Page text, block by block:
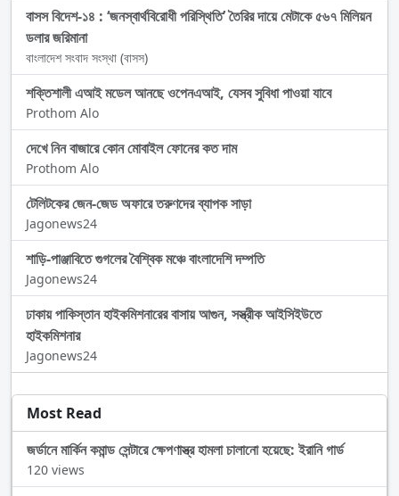
বাসস বিদেশ-১৪ : ‘জনস্বার্থবিরোধী পরিস্থিতি’ তৈরির দায়ে মেটাকে ৫৬৭ মিলিয়ন
ডলার জরিমানা
বাংলাদেশ সংবাদ সংস্থা (বাসস)
শক্তিশালী এআই মডেল আনছে ওপেনএআই, যেসব সুবিধা পাওয়া যাবে
Prothom Alo
দেখে নিন বাজারে কোন মোবাইল ফোনের কত দাম
Prothom Alo
টেলিটকের জেন-জেড অফারে তরুণদের ব্যাপক সাড়া
Jagonews24
শাড়ি-পাঞ্জাবিতে গুগলের বৈশ্বিক মঞ্চে বাংলাদেশি দম্পতি
Jagonews24
ঢাকায় পাকিস্তান হাইকমিশনারের বাসায় আগুন, সস্ত্রীক আইসিইউতে
হাইকমিশনার
Jagonews24
Most Read
জর্ডানে মার্কিন কমান্ড সেন্টারে ক্ষেপণাস্ত্র হামলা চালানো হয়েছে: ইরানি গার্ড
120 views